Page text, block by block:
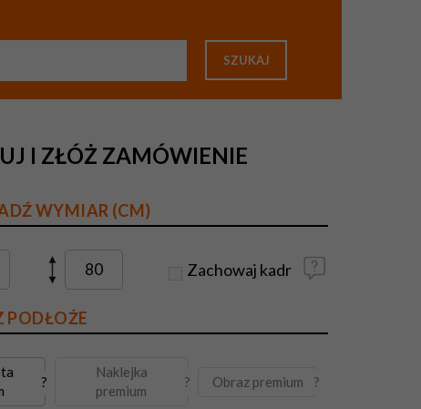
SZUKAJ
I ZŁÓŻ ZAMÓWIENIE
WYMIAR (CM)
Zachowaj kadr
PODŁOŻE
?
Naklejka
premium
? Obraz premium ?